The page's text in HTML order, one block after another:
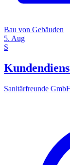
Bau von Gebäuden
5. Aug
S
Sanitärfreunde